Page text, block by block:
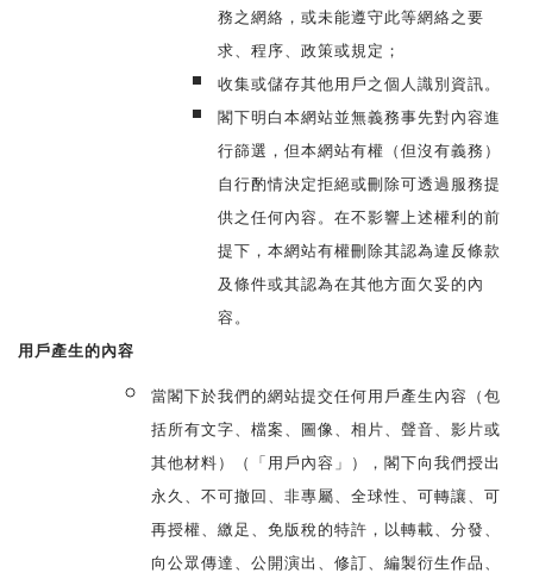
務之網絡，或未能遵守此等網絡之要
求、程序、政策或規定；
收集或儲存其他用戶之個人識別資訊。
閣下明白本網站並無義務事先對內容進
行篩選，但本網站有權（但沒有義務）
自行酌情決定拒絕或刪除可透過服務提
供之任何內容。在不影響上述權利的前
提下，本網站有權刪除其認為違反條款
及條件或其認為在其他方面欠妥的內
容 。
用戶產生的內容
當閣下於我們的網站提交任何用戶產生內容（包
括所有文字、檔案、圖像、相片、聲音、影片或
其他材料）（「用戶內容」），閣下向我們授出
永久、不可撤回、非專屬、全球性、可轉讓、可
再授權、繳足、免版稅的特許，以轉載、分發、
向公眾傳達、公開演出、修訂、編製衍生作品、